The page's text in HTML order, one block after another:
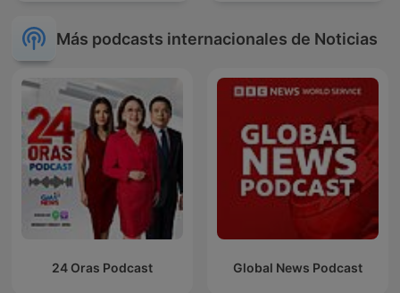
Más podcasts internacionales de Noticias
24 Oras Podcast Global News Podcast